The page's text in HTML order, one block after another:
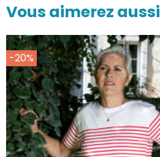
Vous aimerez aussi
-20%